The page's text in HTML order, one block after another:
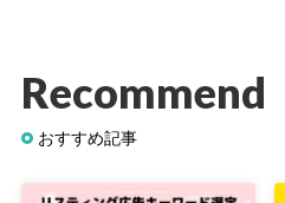
Recommend
おすすめ記事